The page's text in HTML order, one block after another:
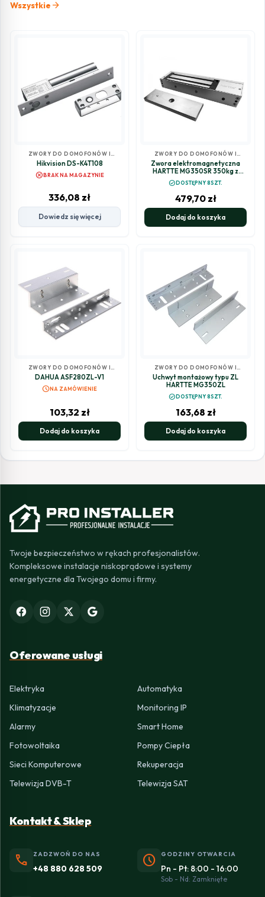
Wszystkie arrow_forward
ZWORY DO DOMOFONÓW I
WIDEODOMOFONÓW
Hikvision DS-K4T108
cancelBRAK NA MAGAZYNIE
336,08 zł
Dowiedz się więcej
ZWORY DO DOMOFONÓW I
WIDEODOMOFONÓW
Zwora elektromagnetyczna
HARTTE MG350SR 350kg z
monitoringiem i sygnalizacją
check_circleDOSTĘPNY 8SZT.
479,70 zł
Dodaj do koszyka
ZWORY DO DOMOFONÓW I
WIDEODOMOFONÓW
DAHUA ASF280ZL-V1
scheduleNA ZAMÓWIENIE
103,32 zł
Dodaj do koszyka
ZWORY DO DOMOFONÓW I
WIDEODOMOFONÓW
Uchwyt montażowy typu ZL
HARTTE MG350ZL
check_circleDOSTĘPNY 8SZT.
163,68 zł
Dodaj do koszyka
Twoje bezpieczeństwo w rękach profesjonalistów.
Kompleksowe instalacje niskoprądowe i systemy
energetyczne dla Twojego domu i firmy.
Oferowane usługi
Elektryka
Automatyka
Klimatyzacje
Monitoring IP
Alarmy
Smart Home
Fotowoltaika
Pompy Ciepła
Sieci Komputerowe
Rekuperacja
Telewizja DVB-T
Telewizja SAT
Kontakt & Sklep
phone ZADZWOŃ DO NAS
+48 880 628 509 schedule GODZINY OTWARCIA
Pn - Pt: 8:00 - 16:00
Sob - Nd: Zamknięte